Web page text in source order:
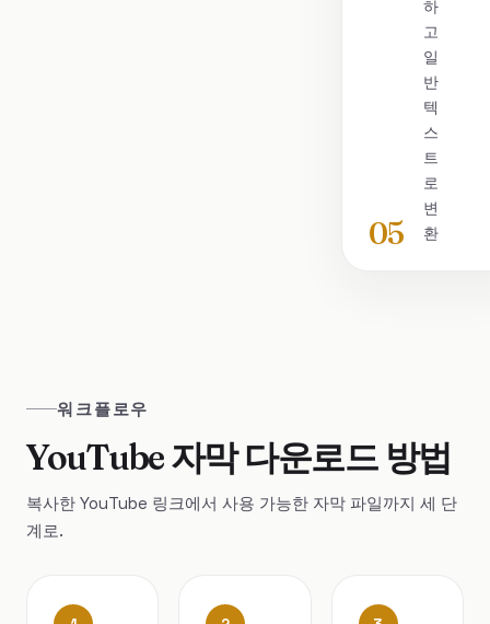
05
하
고
일
반
텍
스
트
로
변
환
워크플로우
YouTube 자막 다운로드 방법
복사한 YouTube 링크에서 사용 가능한 자막 파일까지 세 단
계로.